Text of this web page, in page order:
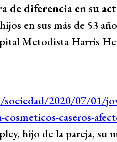
de diferencia en su
en sus más de 53
Metodista Harris
hijo de la pareja, su